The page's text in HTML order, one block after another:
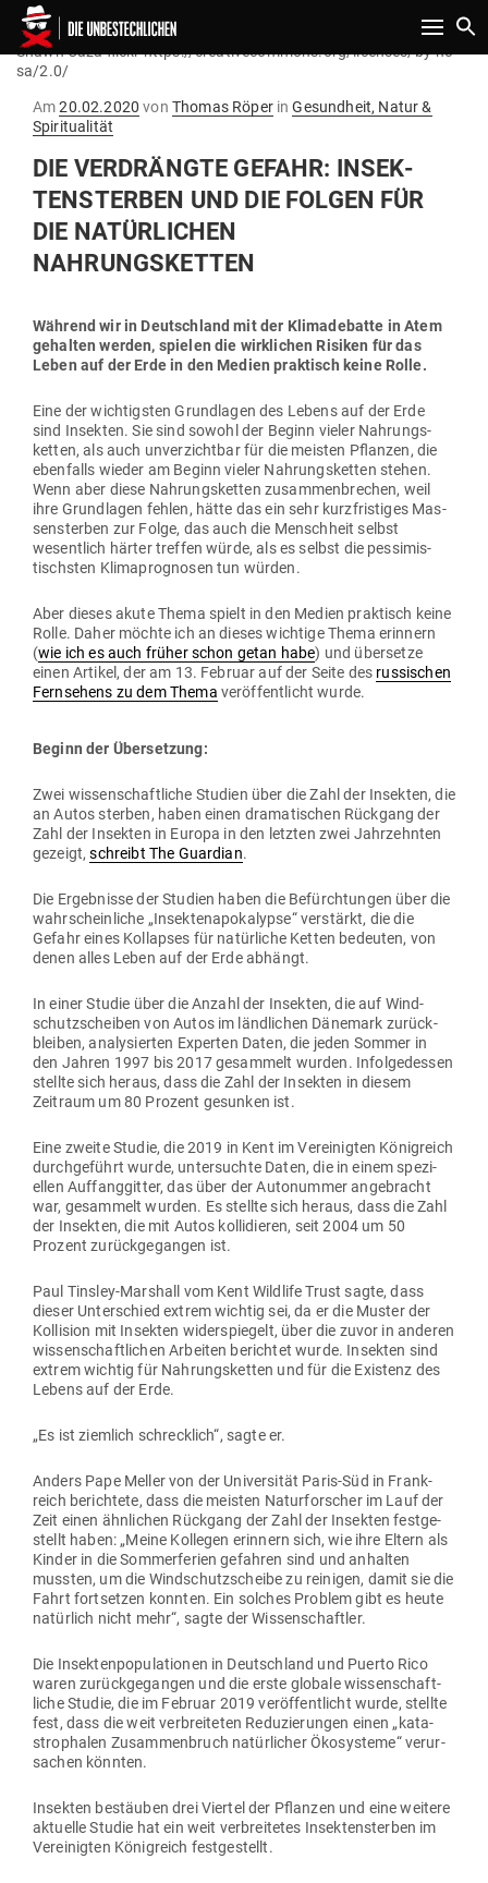
Toggle
Shawn Caza flickr https://creativecommons.org/licenses/by-nc-
sa/2.0/
AmGepostet
am
20.02.2020 von Thomas RöperinGesundheit, Natur &
Spiritualität
DIE VER­DRÄNGTE GEFAHR: INSEK­
TEN­STERBEN UND DIE FOLGEN FÜR
DIE NATÜR­LICHEN
NAHRUNGSKETTEN
Während wir in Deutschland mit der Kli­ma­de­batte in Atem
gehalten werden, spielen die wirk­lichen Risiken für das
Leben auf der Erde in den Medien prak­tisch keine Rolle.
Eine der wich­tigsten Grund­lagen des Lebens auf der Erde
sind Insekten. Sie sind sowohl der Beginn vieler Nah­rungs­
ketten, als auch unver­zichtbar für die meisten Pflanzen, die
eben­falls wieder am Beginn vieler Nah­rungs­ketten stehen.
Wenn aber diese Nah­rungs­ketten zusam­men­brechen, weil
ihre Grund­lagen fehlen, hätte das ein sehr kurz­fris­tiges Mas­
sen­sterben zur Folge, das auch die Menschheit selbst
wesentlich härter treffen würde, als es selbst die pes­si­mis­
tischsten Kli­ma­pro­gnosen tun würden.
Aber dieses akute Thema spielt in den Medien prak­tisch keine
Rolle. Daher möchte ich an dieses wichtige Thema erinnern
(wie ich es auch früher schon getan habe) und über­setze
einen Artikel, der am 13. Februar auf der Seite des rus­si­schen
Fern­sehens zu dem Thema ver­öf­fent­licht wurde.
Beginn der Übersetzung:
Zwei wis­sen­schaft­liche Studien über die Zahl der Insekten, die
an Autos sterben, haben einen dra­ma­ti­schen Rückgang der
Zahl der Insekten in Europa in den letzten zwei Jahr­zehnten
gezeigt,schreibt The Guardian.
Die Ergeb­nisse der Studien haben die Befürch­tungen über die
wahr­schein­liche „Insek­ten­a­po­ka­lypse“ ver­stärkt, die die
Gefahr eines Kol­lapses für natür­liche Ketten bedeuten, von
denen alles Leben auf der Erde abhängt.
In einer Studie über die Anzahl der Insekten, die auf Wind­
schutz­scheiben von Autos im länd­lichen Dänemark zurück­
bleiben, ana­ly­sierten Experten Daten, die jeden Sommer in
den Jahren 1997 bis 2017 gesammelt wurden. Infol­ge­dessen
stellte sich heraus, dass die Zahl der Insekten in diesem
Zeitraum um 80 Prozent gesunken ist.
Eine zweite Studie, die 2019 in Kent im Ver­ei­nigten König­reich
durch­ge­führt wurde, unter­suchte Daten, die in einem spe­zi­
ellen Auf­fang­gitter, das über der Auto­nummer ange­bracht
war, gesammelt wurden. Es stellte sich heraus, dass die Zahl
der Insekten, die mit Autos kol­li­dieren, seit 2004 um 50
Prozent zurück­ge­gangen ist.
Paul Tinsley-Mar­shall vom Kent Wildlife Trust sagte, dass
dieser Unter­schied extrem wichtig sei, da er die Muster der
Kol­lision mit Insekten wider­spiegelt, über die zuvor in anderen
wis­sen­schaft­lichen Arbeiten berichtet wurde. Insekten sind
extrem wichtig für Nah­rungs­ketten und für die Existenz des
Lebens auf der Erde.
„Es ist ziemlich schrecklich“, sagte er.
Anders Pape Meller von der Uni­ver­sität Paris-Süd in Frank­
reich berichtete, dass die meisten Natur­for­scher im Lauf der
Zeit einen ähn­lichen Rückgang der Zahl der Insekten fest­ge­
stellt haben: „Meine Kol­legen erinnern sich, wie ihre Eltern als
Kinder in die Som­mer­ferien gefahren sind und anhalten
mussten, um die Wind­schutz­scheibe zu rei­nigen, damit sie die
Fahrt fort­setzen konnten. Ein solches Problem gibt es heute
natürlich nicht mehr“, sagte der Wissenschaftler.
Die Insek­ten­po­pu­la­tionen in Deutschland und Puerto Rico
waren zurück­ge­gangen und die erste globale wis­sen­schaft­
liche Studie, die im Februar 2019 ver­öf­fent­licht wurde, stellte
fest, dass die weit ver­brei­teten Redu­zie­rungen einen „kata­
stro­phalen Zusam­men­bruch natür­licher Öko­systeme“ ver­ur­
sachen könnten.
Insekten bestäuben drei Viertel der Pflanzen und eine weitere
aktuelle Studie hat ein weit ver­brei­tetes Insek­ten­sterben im
Ver­ei­nigten König­reich festgestellt.